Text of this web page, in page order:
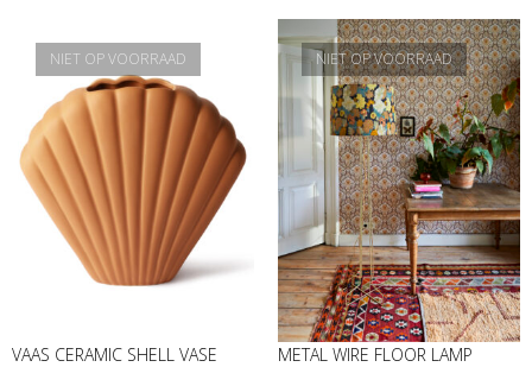
NIET OP VOORRAAD
VAAS CERAMIC SHELL VASE
NIET OP VOORRAAD
METAL WIRE FLOOR LAMP